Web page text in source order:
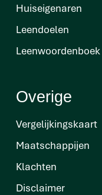
Huiseigenaren
Leendoelen
Leenwoordenboek
Overige
Vergelijkingskaart
Maatschappijen
Klachten
Disclaimer